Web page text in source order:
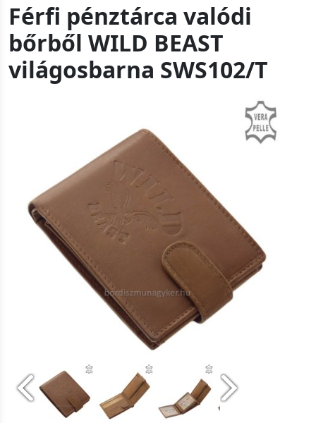
Férfi pénztárca valódi
bőrből WILD BEAST
világosbarna SWS102/T